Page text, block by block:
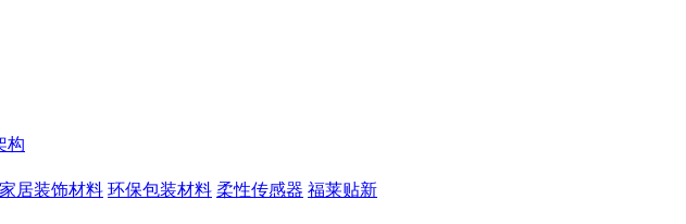
构
家居装饰材料 环保包装材料 柔性传感器 福莱贴新